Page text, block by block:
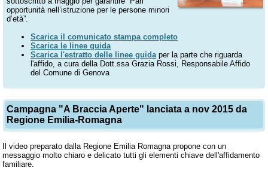
opportunità nell’istruzione per le persone minori
d’età”.
Scarica il comunicato stampa completo
Scarica le linee guida
Scarica l'estratto delle linee guidaper la parte che riguarda
l'affido, a cura della Dott.ssa Grazia Rossi, Responsabile Affido
del Comune di Genova
Campagna "A Braccia Aperte" lanciata a nov 2015 da
Regione Emilia-Romagna
Il video preparato dalla Regione Emilia Romagna propone con un
messaggio molto chiaro e delicato tutti gli elementi chiave dell'affidamento
familiare.